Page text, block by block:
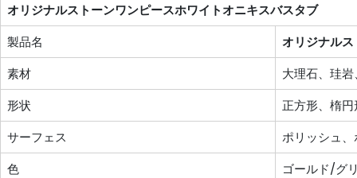
オリジナルストーンワンピースホワイトオニキスバスタブ
製品名
オリジナル
素材
大理石、珪
形状
正方形、楕
サーフェス
ポリッシュ
色
ゴールド/グ